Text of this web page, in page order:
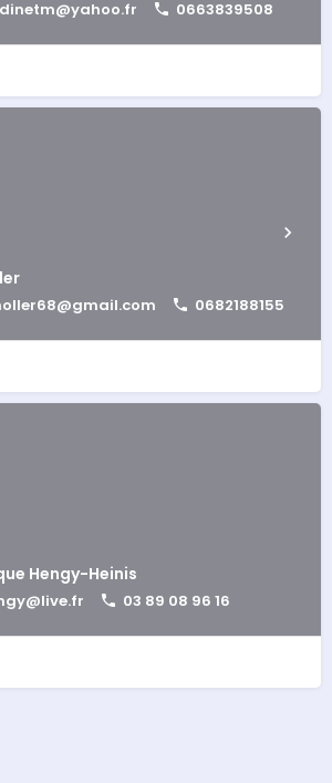
0663839508
0682188155
Hengy-Heinis
03 89 08 96 16